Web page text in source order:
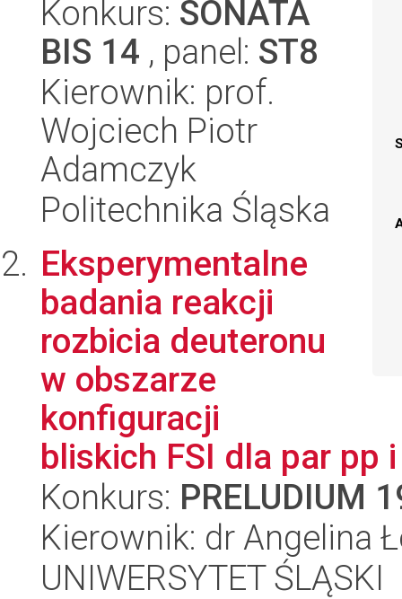
Konkurs: SONATA
BIS 14 , panel: ST8
Kierownik: prof.
Wojciech Piotr
Adamczyk
Politechnika Śląska
Eksperymentalne
badania reakcji
rozbicia deuteronu
w obszarze
konfiguracji
bliskich FSI dla par pp
Konkurs: PRELUDIUM
Kierownik: dr Angelina
UNIWERSYTET ŚLĄSKI